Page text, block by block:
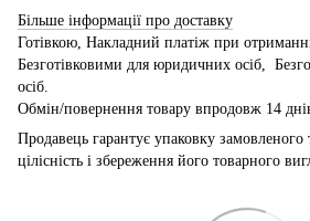
Більше інформації про доставку
Готівкою, Накладний платіж при
Безготівковими для юридичних осіб,
осіб.
Обмін/повернення товару впродовж 14
Продавець гарантує упаковку замовленого
цілісність і збереження його товарного